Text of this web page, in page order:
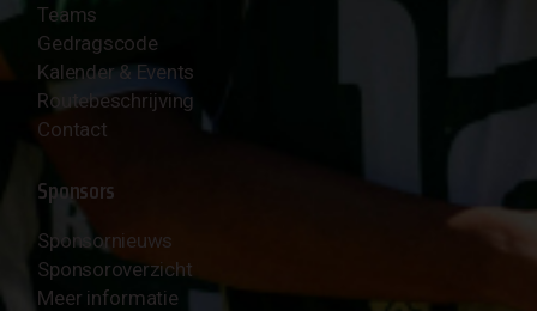
Teams
Gedragscode
Kalender & Events
Routebeschrijving
Contact
Sponsors
Sponsornieuws
Sponsoroverzicht
Meer informatie